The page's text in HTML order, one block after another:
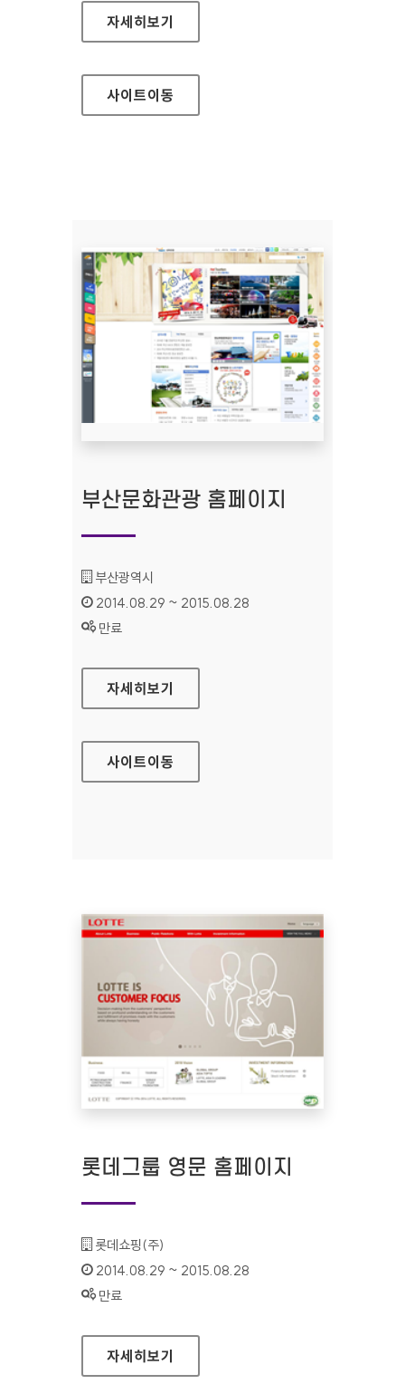
휴먼테크논문대상 홈페이지
자세히보기
사이트이동
부산문화관광 홈페이지
기관명 :
부산광역시
인증기간 :
2014.08.29 ~ 2015.08.28
상태 :
만료
부산문화관광 홈페이지
자세히보기
사이트이동
롯데그룹 영문 홈페이지
기관명 :
롯데쇼핑(주)
인증기간 :
2014.08.29 ~ 2015.08.28
상태 :
만료
롯데그룹 영문 홈페이지
자세히보기